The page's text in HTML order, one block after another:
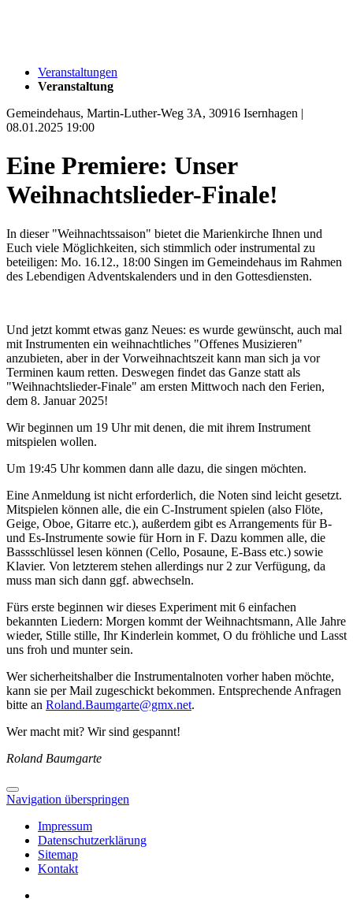
Veranstaltungen
Veranstaltung
Gemeindehaus, Martin-Luther-Weg 3A, 30916 Isernhagen |
08.01.2025 19:00
Eine Premiere: Unser
Weihnachtslieder-Finale!
In dieser "Weihnachtssaison" bietet die Marienkirche Ihnen und
Euch viele Möglichkeiten, sich stimmlich oder instrumental zu
beteiligen: Mo. 16.12., 18:00 Singen im Gemeindehaus im Rahmen
des Lebendigen Adventskalenders und in den Gottesdiensten.
Und jetzt kommt etwas ganz Neues: es wurde gewünscht, auch mal
mit Instrumenten ein weihnachtliches "Offenes Musizieren"
anzubieten, aber in der Vorweihnachtszeit kann man sich ja vor
Terminen kaum retten. Deswegen findet das Ganze statt als
"Weihnachtslieder-Finale" am ersten Mittwoch nach den Ferien,
dem 8. Januar 2025!
Wir beginnen um 19 Uhr mit denen, die mit ihrem Instrument
mitspielen wollen.
Um 19:45 Uhr kommen dann alle dazu, die singen möchten.
Eine Anmeldung ist nicht erforderlich, die Noten sind leicht gesetzt.
Mitspielen können alle, die ein C-Instrument spielen (also Flöte,
Geige, Oboe, Gitarre etc.), außerdem gibt es Arrangements für B-
und Es-Instrumente sowie für Horn in F. Dazu kommen alle, die
Bassschlüssel lesen können (Cello, Posaune, E-Bass etc.) sowie
Klavier. Von letzterem stehen allerdings nur 2 zur Verfügung, da
muss man sich dann ggf. abwechseln.
Fürs erste beginnen wir dieses Experiment mit 6 einfachen
bekannten Liedern: Morgen kommt der Weihnachtsmann, Alle Jahre
wieder, Stille stille, Ihr Kinderlein kommet, O du fröhliche und Lasst
uns froh und munter sein.
Wer sicherheitshalber die Instrumentalnoten vorher haben möchte,
kann sie per Mail zugeschickt bekommen. Entsprechende Anfragen
bitte an Roland.Baumgarte@gmx.net.
Wer macht mit? Wir sind gespannt!
Roland Baumgarte
Navigation überspringen
Impressum
Datenschutzerklärung
Sitemap
Kontakt